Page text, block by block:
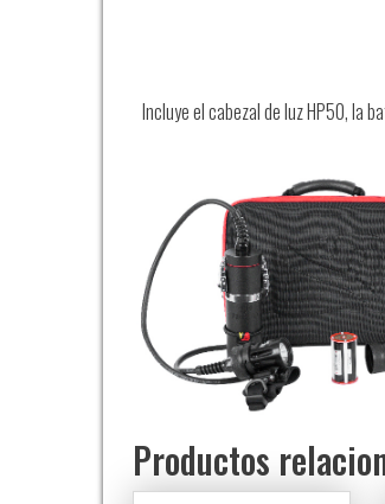
Incluye el cabezal de luz HP50, la
Productos